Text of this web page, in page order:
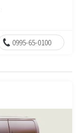
0995-65-0100